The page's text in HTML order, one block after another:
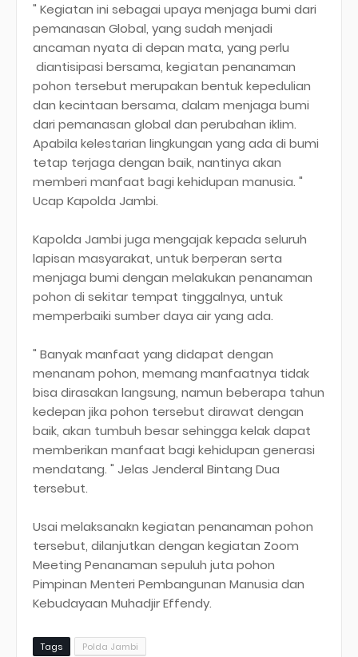
" Kegiatan ini sebagai upaya menjaga bumi dari
pemanasan Global, yang sudah menjadi
ancaman nyata di depan mata, yang perlu
diantisipasi bersama, kegiatan penanaman
pohon tersebut merupakan bentuk kepedulian
dan kecintaan bersama, dalam menjaga bumi
dari pemanasan global dan perubahan iklim.
Apabila kelestarian lingkungan yang ada di bumi
tetap terjaga dengan baik, nantinya akan
memberi manfaat bagi kehidupan manusia. "
Ucap Kapolda Jambi.
Kapolda Jambi juga mengajak kepada seluruh
lapisan masyarakat, untuk berperan serta
menjaga bumi dengan melakukan penanaman
pohon di sekitar tempat tinggalnya, untuk
memperbaiki sumber daya air yang ada.
" Banyak manfaat yang didapat dengan
menanam pohon, memang manfaatnya tidak
bisa dirasakan langsung, namun beberapa tahun
kedepan jika pohon tersebut dirawat dengan
baik, akan tumbuh besar sehingga kelak dapat
memberikan manfaat bagi kehidupan generasi
mendatang. " Jelas Jenderal Bintang Dua
tersebut.
Usai melaksanakn kegiatan penanaman pohon
tersebut, dilanjutkan dengan kegiatan Zoom
Meeting Penanaman sepuluh juta pohon
Pimpinan Menteri Pembangunan Manusia dan
Kebudayaan Muhadjir Effendy.
Tags Polda Jambi